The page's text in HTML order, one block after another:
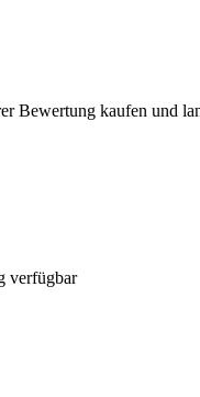
Bewertung kaufen und
verfügbar